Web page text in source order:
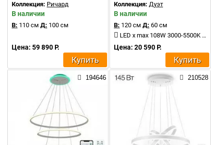
Коллекция: Ричард
В наличии
В: 110 см Д: 100 см
Цена: 59 890 Р.
Купить
Коллекция: Дуэт
В наличии
В: 120 см Д: 60 см
LED x max 108W 3000-5500K 7000Lm
Цена: 20 590 Р.
Купить
194646 210528